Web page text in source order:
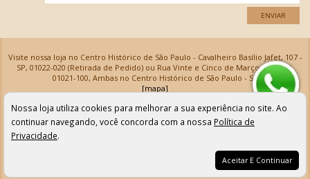
ENVIAR
Visite nossa loja no Centro Histórico de São Paulo - Cavalheiro Basílio Jafet, 107 -
SP, 01022-020 (Retirada de Pedido) ou Rua Vinte e Cinco de Março, 576 - SP,
01021-100, Ambas no Centro Histórico de São Paulo - SP
[mapa]
Armarinhos Santa Cecília Ltda | CNPJ: 61.069.639/0001-18
Os preços e as condições de pagamento apresentadas na loja virtual não valem para nossa loja física e
podem sofrer alterações sem aviso prévio. Vendas com cartão de crédito sujeitas a análise e
confirmação de dados.
Nossa loja utiliza cookies para melhorar a sua experiência no site. Ao
continuar navegando, você concorda com a nossa Política de
Privacidade.
Aceitar E Continuar